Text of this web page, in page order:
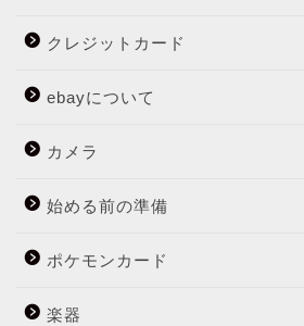
クレジットカード
ebayについて
カメラ
始める前の準備
ポケモンカード
楽器